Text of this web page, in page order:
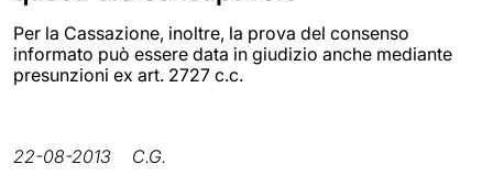
Per la Cassazione, inoltre, la prova del consenso
informato può essere data in giudizio anche mediante
presunzioni ex art. 2727 c.c.
22-08-2013 C.G.